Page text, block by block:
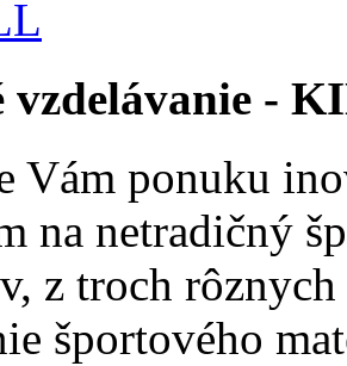
vzdelávanie -
Vám ponuku
na netradičný
z troch
športového